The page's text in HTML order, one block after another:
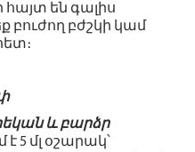
են գալիս
բուժող բժշկի կամ
և բարձր
5 մլ օշարակ՝